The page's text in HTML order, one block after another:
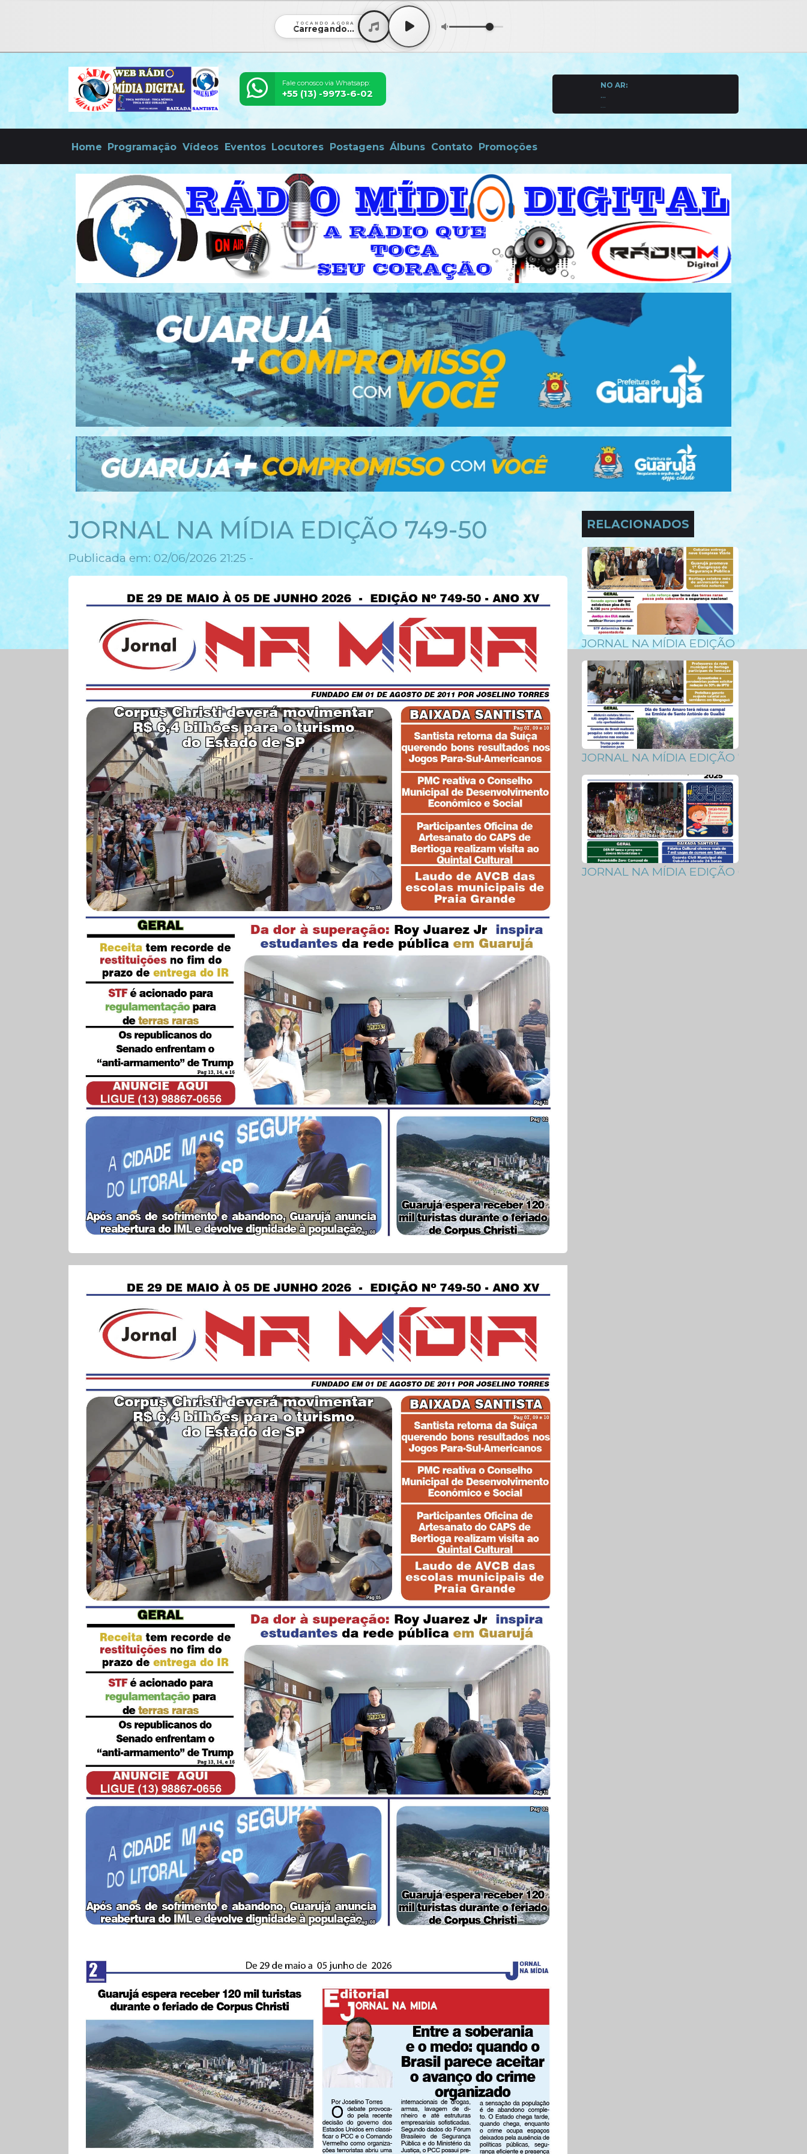
TOCANDO AGORA
Carregando...
Fale conosco via Whatsapp:
+55 (13) -9973-6-02
NO AR:
...
Home Programação Vídeos Eventos Locutores Postagens Álbuns Contato Promoções
JORNAL NA MÍDIA EDIÇÃO 749-50
Publicada em: 02/06/2026 21:25 -
RELACIONADOS
JORNAL NA MÍDIA EDIÇÃO 747-48
JORNAL NA MÍDIA EDIÇÃO 730
JORNAL NA MÍDIA EDIÇÃO 675-76